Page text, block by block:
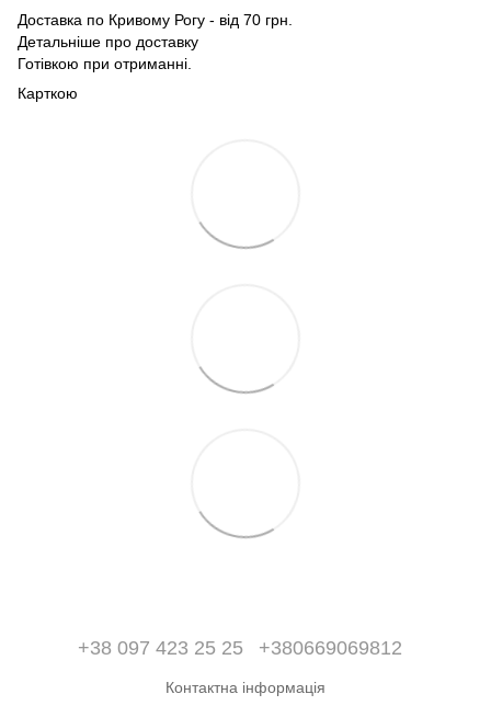
Доставка по Кривому Рогу - від 70 грн.
Детальніше про доставку
Готівкою при отриманні.
Карткою
+38 097 423 25 25 +380669069812
Контактна інформація